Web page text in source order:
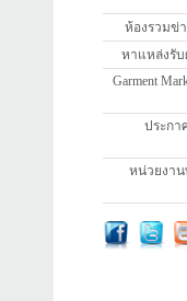
ห้องรวมข่
หาแหล่งรับ
Garment
ประกา
หน่วยงาน